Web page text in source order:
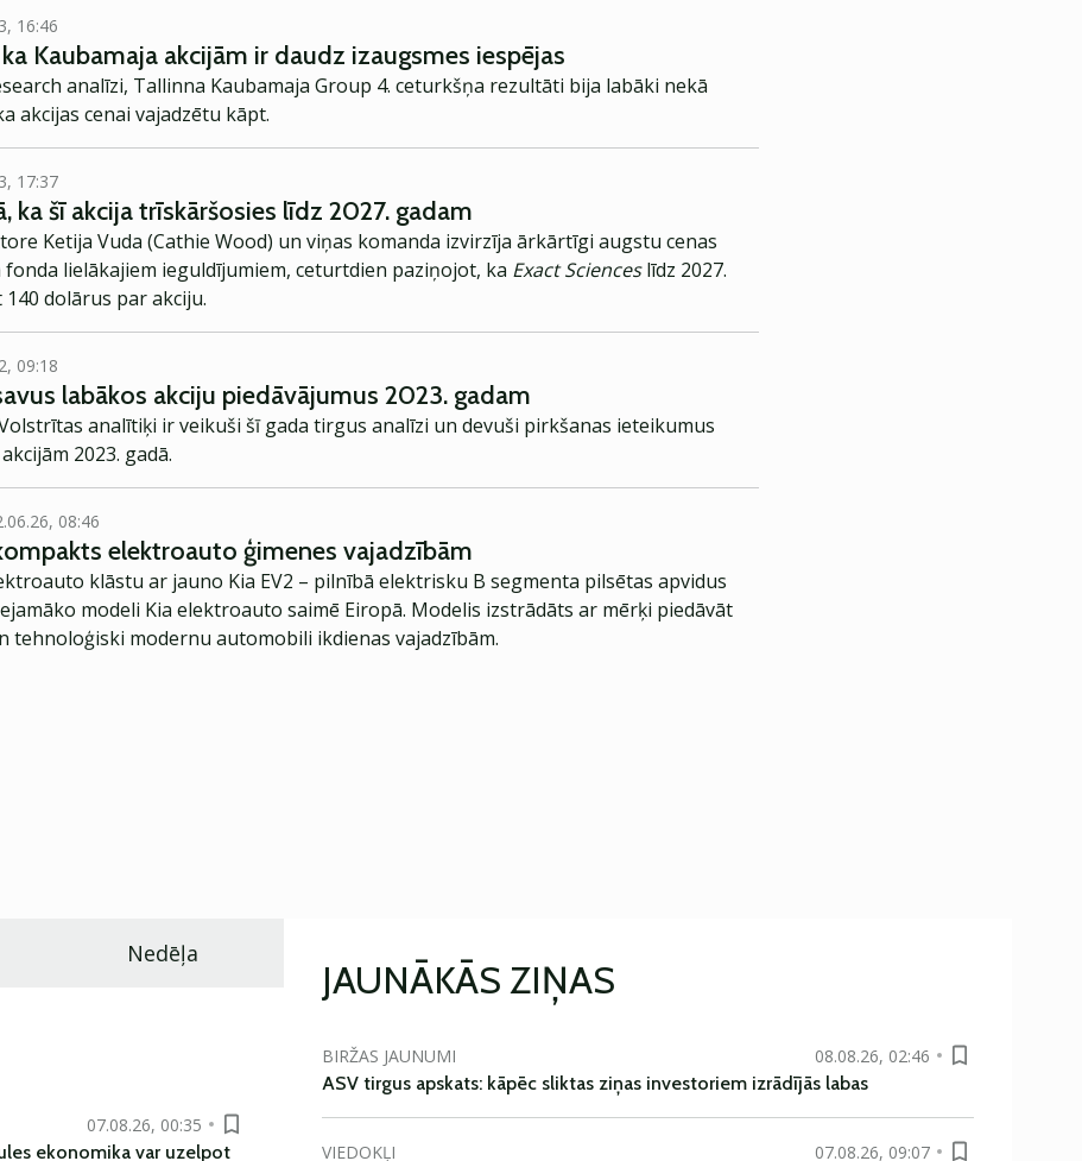
16:46
Kaubamaja akcijām ir daudz izaugsmes iespējas
analīzi, Tallinna Kaubamaja Group 4. ceturkšņa rezultāti bija labāki nekā
akcijas cenai vajadzētu kāpt.
17:37
ka šī akcija trīskāršosies līdz 2027. gadam
Ketija Vuda (Cathie Wood) un viņas komanda izvirzīja ārkārtīgi augstu cenas
fonda lielākajiem ieguldījumiem, ceturtdien paziņojot, ka Exact Scienceslīdz 2027.
dolārus par akciju.
09:18
labākos akciju piedāvājumus 2023. gadam
analītiķi ir veikuši šī gada tirgus analīzi un devuši pirkšanas ieteikumus
2023. gadā.
08:46
elektroauto ģimenes vajadzībām
klāstu ar jauno Kia EV2 – pilnībā elektrisku B segmenta pilsētas apvidus
modeli Kia elektroauto saimē Eiropā. Modelis izstrādāts ar mērķi piedāvāt
tehnoloģiski modernu automobili ikdienas vajadzībām.
Nedēļa
07.08.26, 00:35
ekonomika var uzelpot
JAUNĀKĀS ZIŅAS
BIRŽAS JAUNUMI
08.08.26, 02:46
ASV tirgus apskats: kāpēc sliktas ziņas investoriem izrādījās labas
VIEDOKĻI
07.08.26, 09:07